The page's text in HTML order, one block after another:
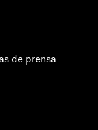
de prensa